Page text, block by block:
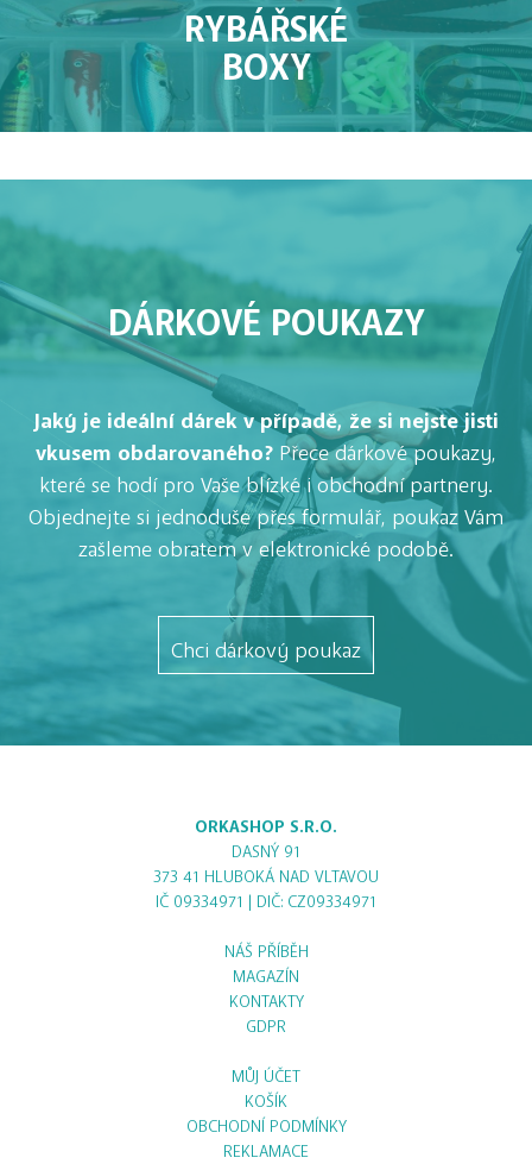
RYBÁŘSKÉ
BOXY
DÁRKOVÉ POUKAZY
Jaký je ideální dárek v případě, že si nejste jisti
vkusem obdarovaného? Přece dárkové poukazy,
které se hodí pro Vaše blízké i obchodní partnery.
Objednejte si jednoduše přes formulář, poukaz Vám
zašleme obratem v elektronické podobě.
Chci dárkový poukaz
ORKASHOP S.R.O.
DASNÝ 91
373 41 HLUBOKÁ NAD VLTAVOU
IČ 09334971 | DIČ: CZ09334971
NÁŠ PŘÍBĚH
MAGAZÍN
KONTAKTY
GDPR
MŮJ ÚČET
KOŠÍK
OBCHODNÍ PODMÍNKY
REKLAMACE